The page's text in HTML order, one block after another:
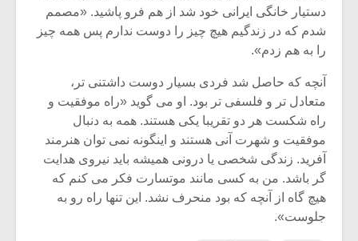
دستیار خانگی ایرانی خود شد از هم فرو پاشید. «مصمم
شدم که در زندگیم هیچ چیز را دوست ندارم پس همه چیز
را به هم زدم».
آنچه که حاصل شد فردی بسیار دوست داشتنی تر،
متعادل تر و فلسفی تر بود. او می گوید «راه موفقیت و
راه شکست هر دو تقریبا یکی هستند. همه به دنبال
موفقیت و شهرت آنی هستند و اینگونه نمی توان هنرمند
آفرید. زندگی شخصی یا درونی همیشه باید نیروی هدایت
گر باشد. من به کسی مانند موتسارت فکر می کنم که
هیچ گاه از آنچه که بود منحرف نشد. این تنها راه رو به
جلوست».